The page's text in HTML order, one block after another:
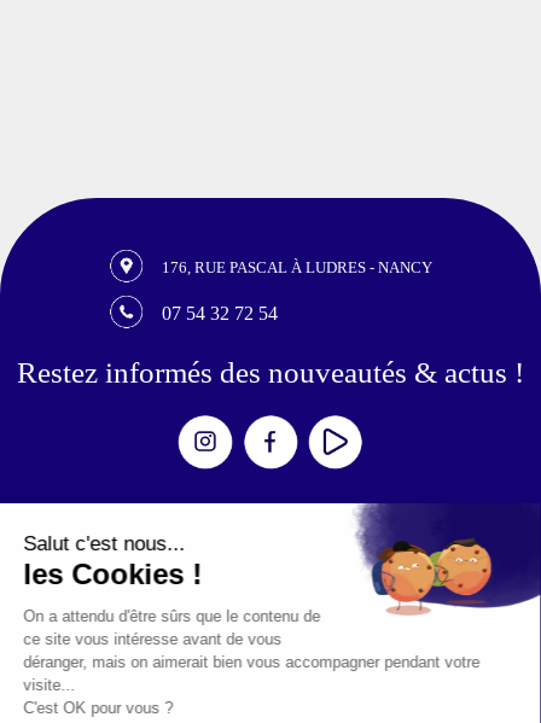
176, RUE PASCAL À LUDRES - NANCY
07 54 32 72 54
Restez informés des nouveautés & actus !
Simulateurs
Mouvement